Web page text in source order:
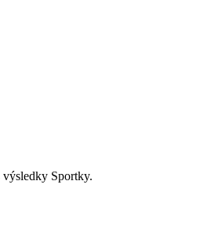
výsledky Sportky.